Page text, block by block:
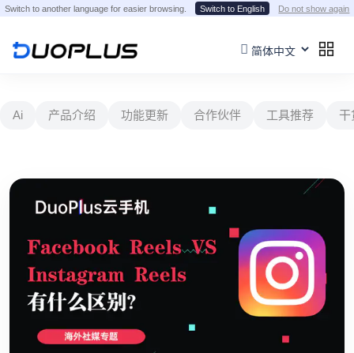
Switch to another language for easier browsing. Switch to English Do not show again
Ai 产品介绍 功能更新 合作伙伴 工具推荐 干